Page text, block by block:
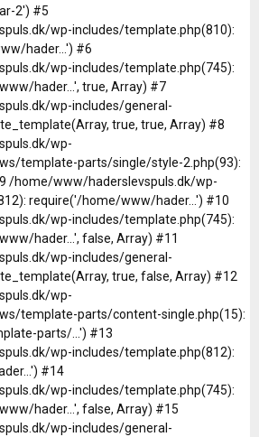
2') #5
wp-includes/template.php(810):
hader...') #6
wp-includes/template.php(745):
hader...', true, Array) #7
wp-includes/general-
true, true, Array) #8
wp-
template-parts/single/style-2.php(93):
/home/www/haderslevspuls.dk/wp-
require('/home/www/hader...') #10
wp-includes/template.php(745):
hader...', false, Array) #11
wp-includes/general-
true, false, Array) #12
wp-
template-parts/content-single.php(15):
parts/...') #13
wp-includes/template.php(812):
#14
wp-includes/template.php(745):
hader...', false, Array) #15
wp-includes/general-